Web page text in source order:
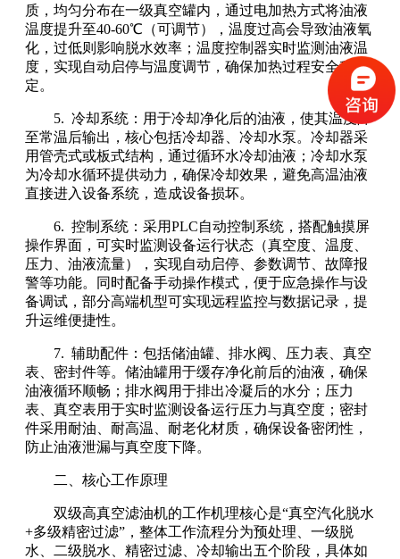
质，均匀分布在一级真空罐内，通过电加热方式将油液
温度提升至40-60℃（可调节），温度过高会导致油液氧
化，过低则影响脱水效率；温度控制器实时监测油液温
度，实现自动启停与温度调节，确保加热过程安全稳
定。
5. 冷却系统：用于冷却净化后的油液，使其温度降
至常温后输出，核心包括冷却器、冷却水泵。冷却器采
用管壳式或板式结构，通过循环水冷却油液；冷却水泵
为冷却水循环提供动力，确保冷却效果，避免高温油液
直接进入设备系统，造成设备损坏。
6. 控制系统：采用PLC自动控制系统，搭配触摸屏
操作界面，可实时监测设备运行状态（真空度、温度、
压力、油液流量），实现自动启停、参数调节、故障报
警等功能。同时配备手动操作模式，便于应急操作与设
备调试，部分高端机型可实现远程监控与数据记录，提
升运维便捷性。
7. 辅助配件：包括储油罐、排水阀、压力表、真空
表、密封件等。储油罐用于缓存净化前后的油液，确保
油液循环顺畅；排水阀用于排出冷凝后的水分；压力
表、真空表用于实时监测设备运行压力与真空度；密封
件采用耐油、耐高温、耐老化材质，确保设备密闭性，
防止油液泄漏与真空度下降。
二、核心工作原理
双级高真空滤油机的工作机理核心是“真空汽化脱水
+多级精密过滤”，整体工作流程分为预处理、一级脱
水、二级脱水、精密过滤、冷却输出五个阶段，具体如